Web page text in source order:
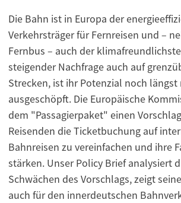
Die Bahn ist in Europa der
Verkehrsträger für Fernreisen und –
Fernbus – auch der
steigender Nachfrage auch auf
Strecken, ist ihr Potenzial noch längst
ausgeschöpft. Die Europäische
dem "Passagierpaket" einen
Reisenden die Ticketbuchung auf
Bahnreisen zu vereinfachen und ihre
stärken. Unser Policy Brief analysiert
Schwächen des Vorschlags, zeigt
auch für den innerdeutschen